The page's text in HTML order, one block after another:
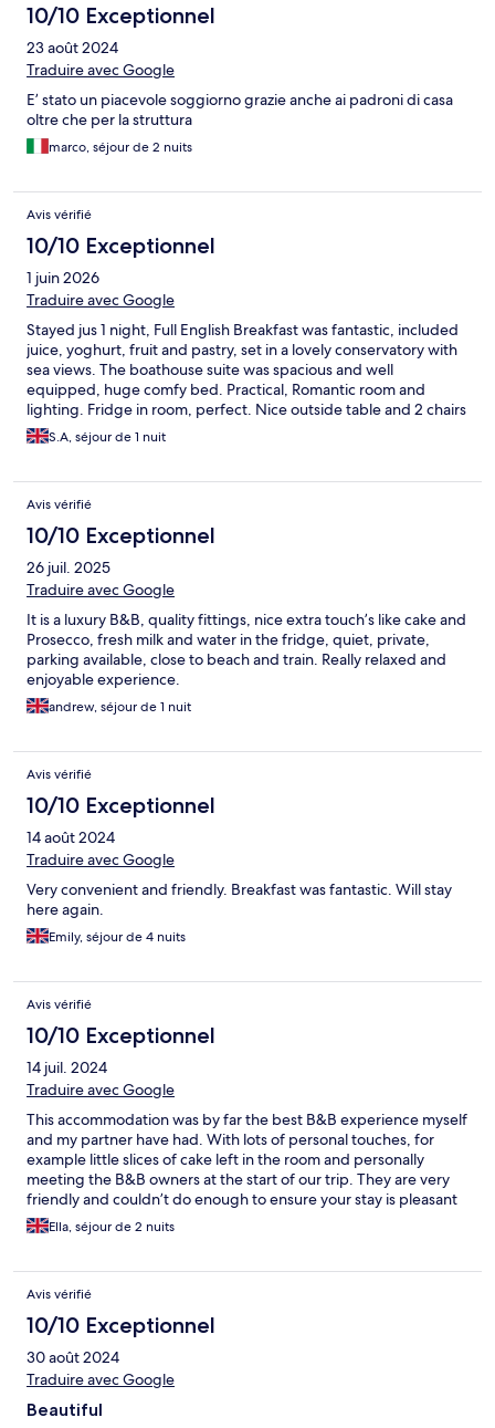
10/10 Exceptionnel
23 août 2024
Traduire avec Google
E’ stato un piacevole soggiorno grazie anche ai padroni di casa
oltre che per la struttura
marco, séjour de 2 nuits
Avis vérifié
10/10 Exceptionnel
1 juin 2026
Traduire avec Google
Stayed jus 1 night, Full English Breakfast was fantastic, included
juice, yoghurt, fruit and pastry, set in a lovely conservatory with
sea views. The boathouse suite was spacious and well
equipped, huge comfy bed. Practical, Romantic room and
lighting. Fridge in room, perfect. Nice outside table and 2 chairs
in a petite courtyard. Instant fast hot bath in just a few minutes.
We sat out on the veranda in the evening, just lovely. There is
would definitely stay here again, Parking very close to room,
Small parking spaces for my large estate car. But I had a choice
of spaces. Thankyou for a relaxing stay, just what we needed. 10
out of 10
S.A, séjour de 1 nuit
Avis vérifié
10/10 Exceptionnel
26 juil. 2025
Traduire avec Google
It is a luxury B&B, quality fittings, nice extra touch’s like cake and
Prosecco, fresh milk and water in the fridge, quiet, private,
parking available, close to beach and train. Really relaxed and
enjoyable experience.
andrew, séjour de 1 nuit
Avis vérifié
10/10 Exceptionnel
14 août 2024
Traduire avec Google
Very convenient and friendly. Breakfast was fantastic. Will stay
here again.
Emily, séjour de 4 nuits
Avis vérifié
10/10 Exceptionnel
14 juil. 2024
Traduire avec Google
This accommodation was by far the best B&B experience myself
and my partner have had. With lots of personal touches, for
example little slices of cake left in the room and personally
meeting the B&B owners at the start of our trip. They are very
friendly and couldn’t do enough to ensure your stay is pleasant
and smooth from start to finish. We would definitely visit again.
Ella, séjour de 2 nuits
Avis vérifié
10/10 Exceptionnel
30 août 2024
Traduire avec Google
Beautiful